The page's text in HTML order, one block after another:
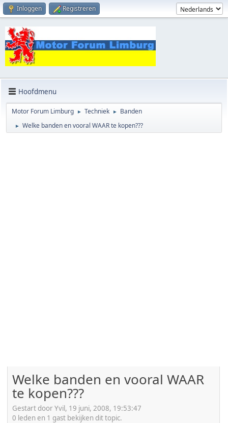
Inloggen Registreren
Hoofdmenu
Motor Forum Limburg ► Techniek ► Banden
► Welke banden en vooral WAAR te kopen???
Welke banden en vooral WAAR
te kopen???
Gestart door Yvil, 19 juni, 2008, 19:53:47
0 leden en 1 gast bekijken dit topic.